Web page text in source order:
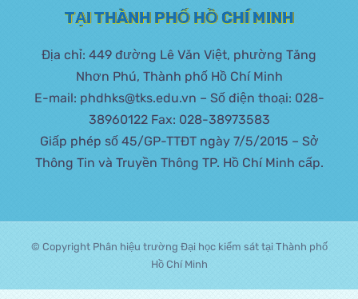
TẠI THÀNH PHỐ HỒ CHÍ MINH
Địa chỉ: 449 đường Lê Văn Việt, phường Tăng
Nhơn Phú, Thành phố Hồ Chí Minh
E-mail: phdhks@tks.edu.vn – Số điện thoại: 028-
38960122 Fax: 028-38973583
Giấp phép số 45/GP-TTĐT ngày 7/5/2015 – Sở
Thông Tin và Truyền Thông TP. Hồ Chí Minh cấp.
© Copyright Phân hiệu trường Đại học kiểm sát tại Thành phố
Hồ Chí Minh